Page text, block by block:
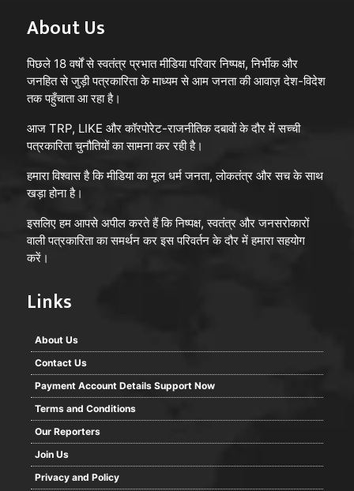
About Us
पिछले 18 वर्षों से स्वतंत्र प्रभात मीडिया परिवार निष्पक्ष, निर्भीक और
जनहित से जुड़ी पत्रकारिता के माध्यम से आम जनता की आवाज़ देश-विदेश
तक पहुँचाता आ रहा है।
आज TRP, LIKE और कॉरपोरेट-राजनीतिक दबावों के दौर में सच्ची
पत्रकारिता चुनौतियों का सामना कर रही है।
हमारा विश्वास है कि मीडिया का मूल धर्म जनता, लोकतंत्र और सच के साथ
खड़ा होना है।
इसलिए हम आपसे अपील करते हैं कि निष्पक्ष, स्वतंत्र और जनसरोकारों
वाली पत्रकारिता का समर्थन कर इस परिवर्तन के दौर में हमारा सहयोग
करें।
Links
About Us
Contact Us
Payment Account Details Support Now
Terms and Conditions
Our Reporters
Join Us
Privacy and Policy